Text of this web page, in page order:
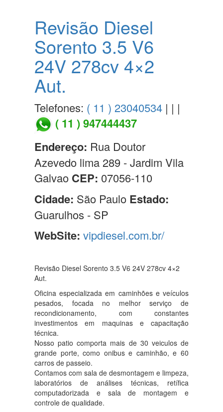
Revisão Diesel
Sorento 3.5 V6
24V 278cv 4×2
Aut.
Telefones: ( 11 ) 23040534 | | |
( 11 ) 947444437
Endereço: Rua Doutor
Azevedo lima 289 - Jardim Vila
Galvao CEP: 07056-110
Cidade: São Paulo Estado:
Guarulhos - SP
WebSite: vipdiesel.com.br/
Revisão Diesel Sorento 3.5 V6 24V 278cv 4×2
Aut.
Oficina especializada em caminhões e veículos
pesados, focada no melhor serviço de
recondicionamento, com constantes
investimentos em maquinas e capacitação
técnica.
Nosso patio comporta mais de 30 veiculos de
grande porte, como onibus e caminhão, e 60
carros de passeio.
Contamos com sala de desmontagem e limpeza,
laboratórios de análises técnicas, retífica
computadorizada e sala de montagem e
controle de qualidade.